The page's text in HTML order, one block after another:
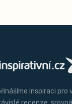
inspiraci pro
recenze,